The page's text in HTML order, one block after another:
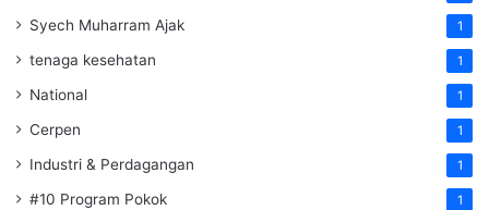
Syech Muharram Ajak 1
tenaga kesehatan 1
National 1
Cerpen 1
Industri & Perdagangan 1
#10 Program Pokok 1